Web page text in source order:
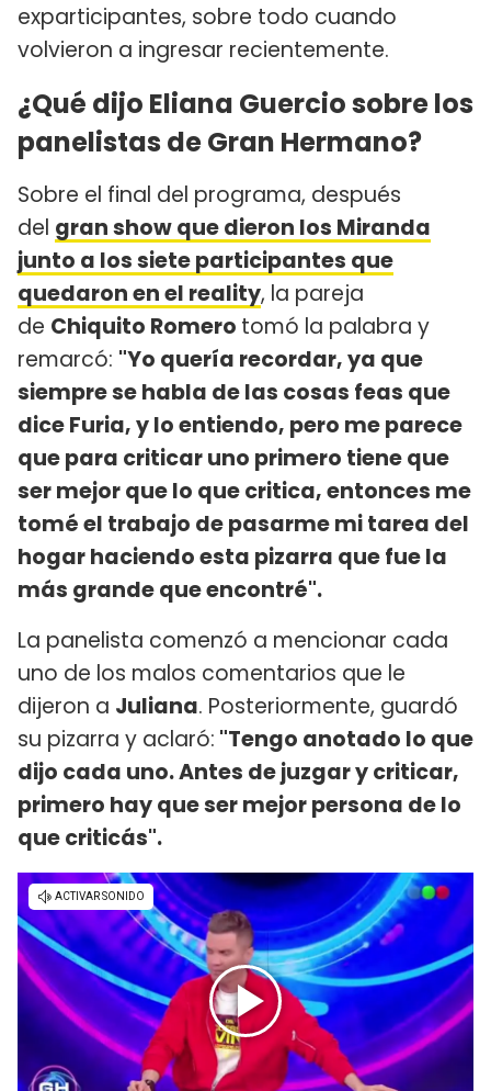
exparticipantes, sobre todo cuando
volvieron a ingresar recientemente.
¿Qué dijo Eliana Guercio sobre los
panelistas de Gran Hermano?
Sobre el final del programa, después
del gran show que dieron los Miranda
junto a los siete participantes que
quedaron en el reality, la pareja
de Chiquito Romero tomó la palabra y
remarcó: "Yo quería recordar, ya que
siempre se habla de las cosas feas que
dice Furia, y lo entiendo, pero me parece
que para criticar uno primero tiene que
ser mejor que lo que critica, entonces me
tomé el trabajo de pasarme mi tarea del
hogar haciendo esta pizarra que fue la
más grande que encontré".
La panelista comenzó a mencionar cada
uno de los malos comentarios que le
dijeron a Juliana. Posteriormente, guardó
su pizarra y aclaró: "Tengo anotado lo que
dijo cada uno. Antes de juzgar y criticar,
primero hay que ser mejor persona de lo
que criticás".